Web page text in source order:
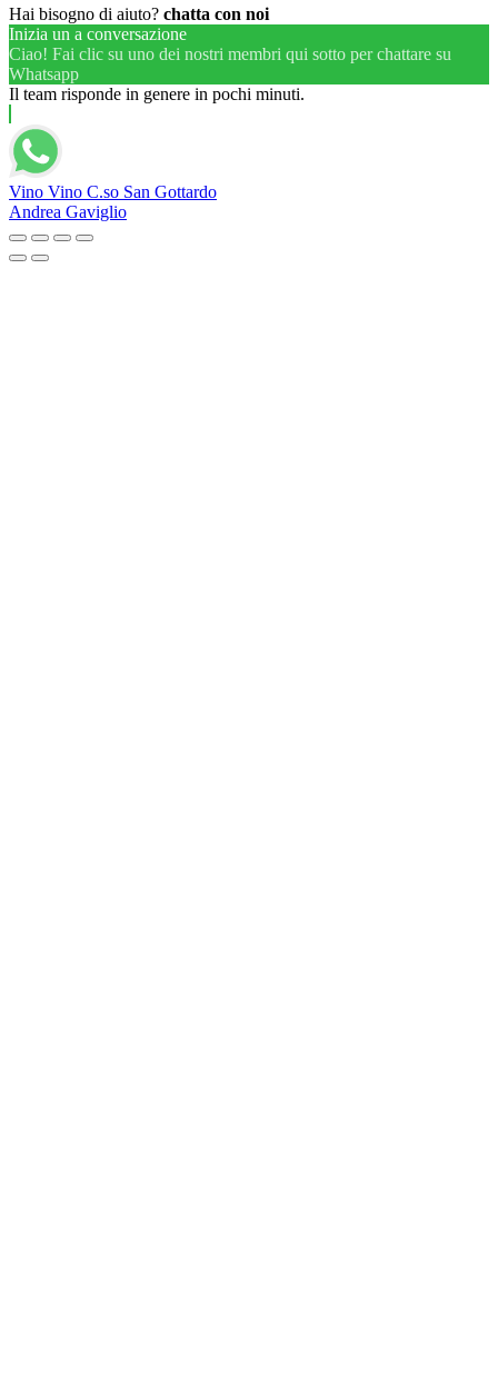
Hai bisogno di aiuto? chatta con noi
Inizia un a conversazione
Ciao! Fai clic su uno dei nostri membri qui sotto per chattare su
Whatsapp
Il team risponde in genere in pochi minuti.
Vino Vino C.so San Gottardo
Andrea Gaviglio